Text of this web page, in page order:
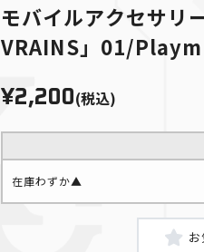
モバイルアクセサ
VRAINS」01/
¥2,200(税込)
在庫わずか▲